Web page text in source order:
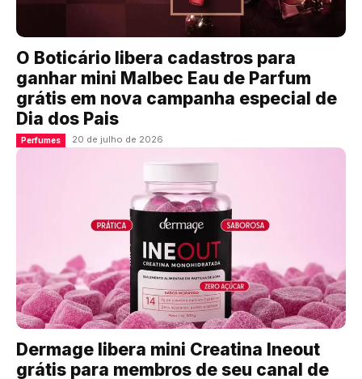
O Boticário libera cadastros para
ganhar mini Malbec Eau de Parfum
grátis em nova campanha especial de
Dia dos Pais
Perfumes 20 de julho de 2026
Dermage libera mini Creatina Ineout
grátis para membros de seu canal de